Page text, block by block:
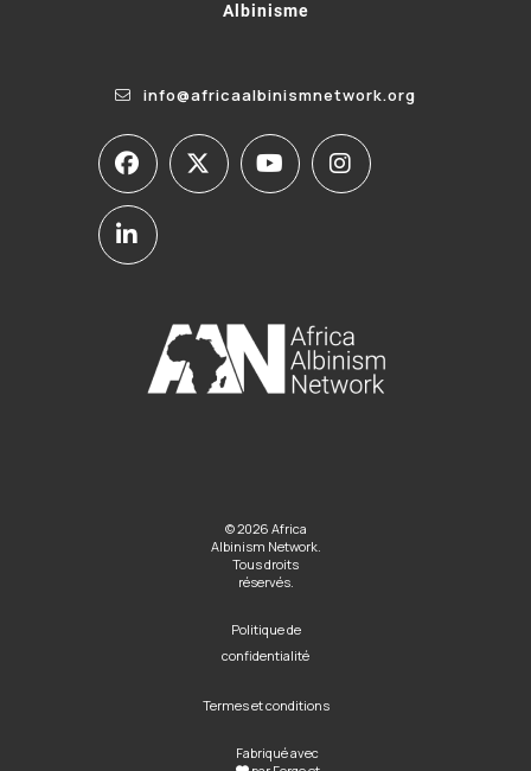
Albinisme
info@africaalbinismnetwork.org
© 2026 Africa
Albinism Network.
Tous droits
réservés.
Politique de
confidentialité
Termes et conditions
Fabriqué avec